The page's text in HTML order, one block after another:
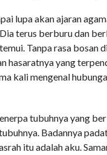
lupa akan ajaran
terus berburu dan
Tanpa rasa
hasaratnya yang
kali mengenal
tubuhnya yang
Badannya
itu adalah aku.